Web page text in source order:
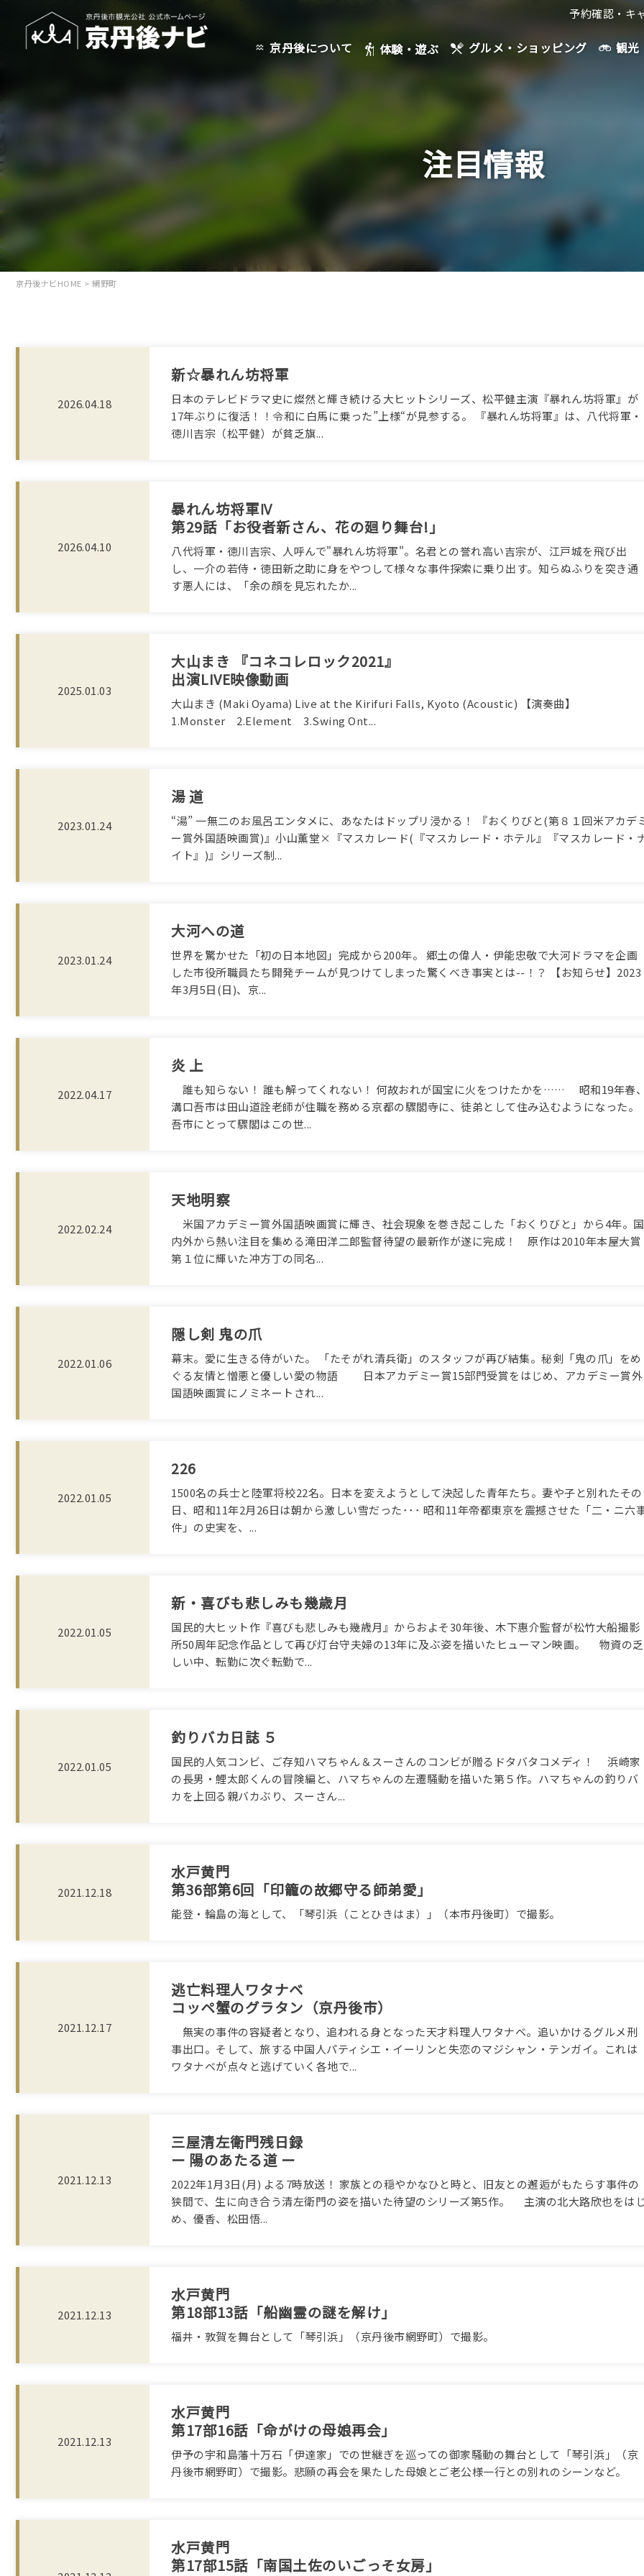
予約確認・キ
京丹後について 体験・遊ぶ グルメ・ショッピング 観光
注目情報
京丹後ナビHOME > 網野町
2026.04.18
新☆暴れん坊将軍
日本のテレビドラマ史に燦然と輝き続ける大ヒットシリーズ、松平健主演『暴れん坊将軍』が
17年ぶりに復活！！令和に白馬に乗った”上様“が見参する。 『暴れん坊将軍』は、八代将軍・
徳川吉宗（松平健）が貧乏旗...
2026.04.10
暴れん坊将軍Ⅳ
第29話「お役者新さん、花の廻り舞台!」
八代将軍・徳川吉宗、人呼んで"暴れん坊将軍"。名君との誉れ高い吉宗が、江戸城を飛び出
し、一介の若侍・徳田新之助に身をやつして様々な事件探索に乗り出す。知らぬふりを突き通
す悪人には、「余の顔を見忘れたか...
2025.01.03
大山まき 『コネコレロック2021』
出演LIVE映像動画
大山まき (Maki Oyama) Live at the Kirifuri Falls, Kyoto (Acoustic) 【演奏曲】
1.Monster 2.Element 3.Swing Ont...
2023.01.24
湯 道
“湯” 一無二のお風呂エンタメに、あなたはドップリ浸かる！ 『おくりびと(第８１回米アカデ
ー賞外国語映画賞)』小山薫堂×『マスカレード(『マスカレード・ホテル』『マスカレード・
イト』)』シリーズ制...
2023.01.24
大河への道
世界を驚かせた「初の日本地図」完成から200年。 郷土の偉人・伊能忠敬で大河ドラマを企画
した市役所職員たち開発チームが見つけてしまった驚くべき事実とは--！？ 【お知らせ】2023
年3月5日(日)、京...
2022.04.17
炎 上
誰も知らない！ 誰も解ってくれない！ 何故おれが国宝に火をつけたかを…… 昭和19年春
溝口吾市は田山道詮老師が住職を務める京都の驟閣寺に、徒弟として住み込むようになった。
吾市にとって驟閣はこの世...
2022.02.24
天地明察
米国アカデミー賞外国語映画賞に輝き、社会現象を巻き起こした「おくりびと」から4年。国
内外から熱い注目を集める滝田洋二郎監督待望の最新作が遂に完成！ 原作は2010年本屋大賞
第１位に輝いた冲方丁の同名...
2022.01.06
隠し剣 鬼の爪
幕末。愛に生きる侍がいた。 「たそがれ清兵衛」のスタッフが再び結集。秘剣「鬼の爪」をめ
ぐる友情と憎悪と優しい愛の物語 日本アカデミー賞15部門受賞をはじめ、アカデミー賞外
国語映画賞にノミネートされ...
2022.01.05
226
1500名の兵士と陸軍将校22名。日本を変えようとして決起した青年たち。妻や子と別れたその
日、昭和11年2月26日は朝から激しい雪だった･･･ 昭和11年帝都東京を震撼させた「二・ニ六
件」の史実を、...
2022.01.05
新・喜びも悲しみも幾歳月
国民的大ヒット作『喜びも悲しみも幾歳月』からおよそ30年後、木下惠介監督が松竹大船撮影
所50周年記念作品として再び灯台守夫婦の13年に及ぶ姿を描いたヒューマン映画。 物資の乏
しい中、転勤に次ぐ転勤で...
2022.01.05
釣りバカ日誌 ５
国民的人気コンビ、ご存知ハマちゃん＆スーさんのコンビが贈るドタバタコメディ！ 浜崎家
の長男・鯉太郎くんの冒険編と、ハマちゃんの左遷騒動を描いた第５作。ハマちゃんの釣りバ
カを上回る親バカぶり、スーさん...
2021.12.18
水戸黄門
第36部第6回「印籠の故郷守る師弟愛」
能登・輪島の海として、「琴引浜（ことひきはま）」（本市丹後町）で撮影。
2021.12.17
逃亡料理人ワタナベ
コッペ蟹のグラタン（京丹後市）
無実の事件の容疑者となり、追われる身となった天才料理人ワタナベ。追いかけるグルメ刑
事出口。そして、旅する中国人パティシエ・イーリンと失恋のマジシャン・テンガイ。これは
ワタナベが点々と逃げていく各地で...
2021.12.13
三屋清左衛門残日録
ー 陽のあたる道 ー
2022年1月3日(月) よる7時放送！ 家族との穏やかなひと時と、旧友との邂逅がもたらす事件の
狭間で、生に向き合う清左衛門の姿を描いた待望のシリーズ第5作。 主演の北大路欣也をは
め、優香、松田悟...
2021.12.13
水戸黄門
第18部13話「船幽霊の謎を解け」
福井・敦賀を舞台として「琴引浜」（京丹後市網野町）で撮影。
2021.12.13
水戸黄門
第17部16話「命がけの母娘再会」
伊予の宇和島藩十万石「伊達家」での世継ぎを巡っての御家騒動の舞台として「琴引浜」（京
丹後市網野町）で撮影。悲願の再会を果たした母娘とご老公様一行との別れのシーンなど。
水戸黄門
第17部15話「南国土佐のいごっそ女房」